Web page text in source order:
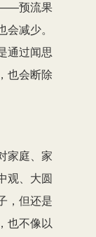
——预流果
减少。
通过闻思
也会断除
家庭、家
观、大圆
，但还是
也不像以